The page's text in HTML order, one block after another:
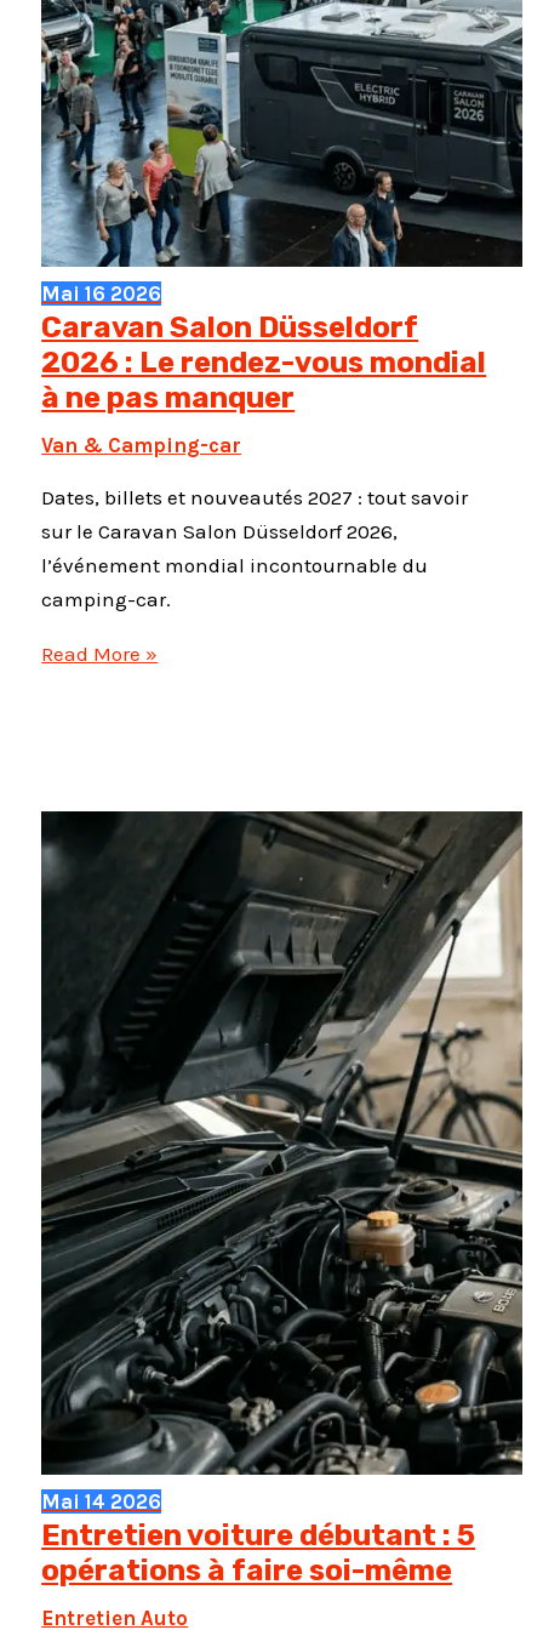
Mai 16 2026
Caravan Salon Düsseldorf
2026 : Le rendez-vous mondial
à ne pas manquer
Van & Camping-car
Dates, billets et nouveautés 2027 : tout savoir
sur le Caravan Salon Düsseldorf 2026,
l’événement mondial incontournable du
camping-car.
Caravan
rendez-
vous
pas
manquer
Read More »
Mai 14 2026
Entretien voiture débutant : 5
opérations à faire soi-même
Entretien Auto